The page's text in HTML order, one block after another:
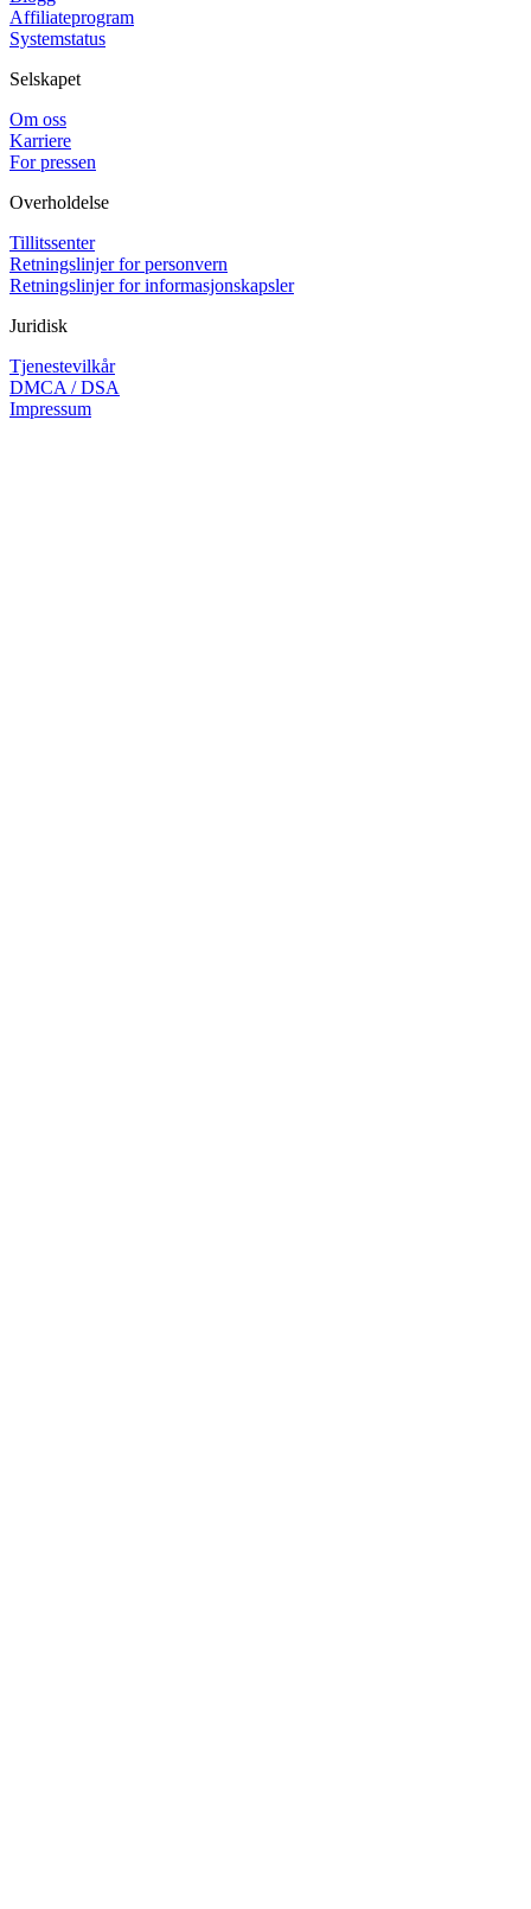
Affiliateprogram
Systemstatus
Selskapet
Om oss
Karriere
For pressen
Overholdelse
Tillitssenter
Retningslinjer for personvern
Retningslinjer for informasjonskapsler
Juridisk
Tjenestevilkår
DMCA / DSA
Impressum